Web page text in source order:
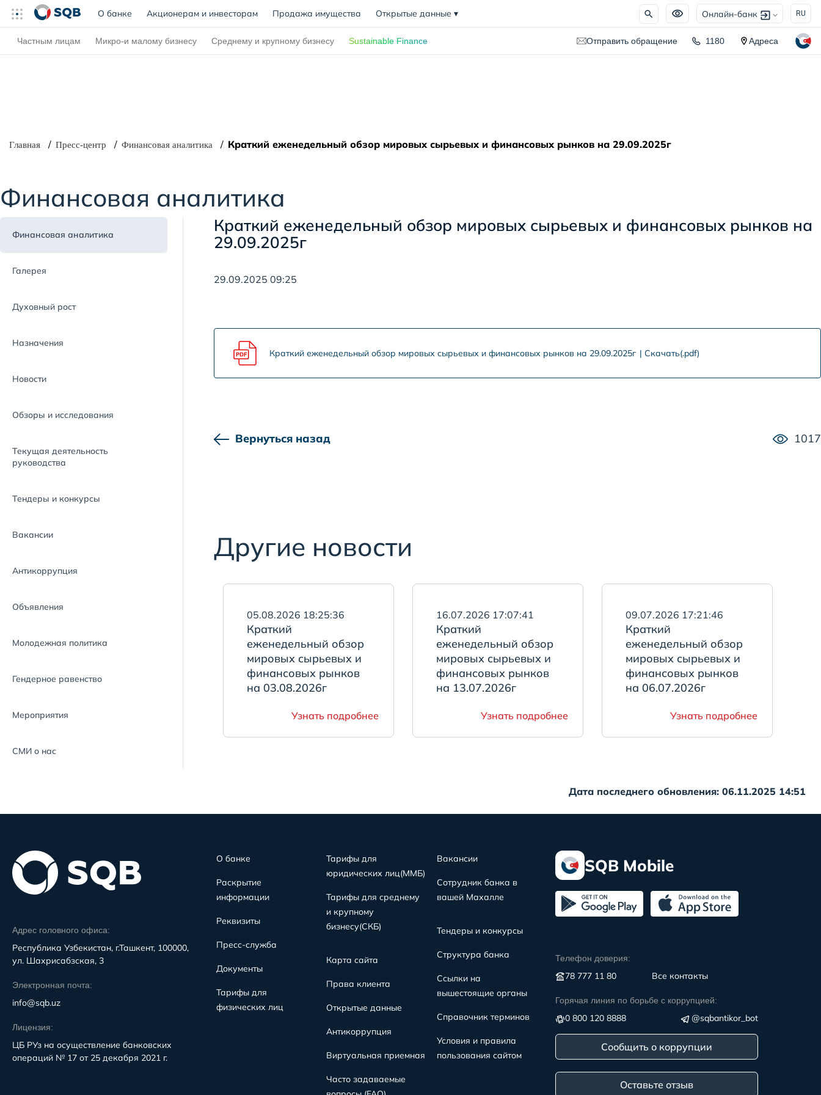
О банке (current)
Акционерам и инвесторам Продажа имущества Открытые данные ▾ Онлайн-банк RU
Частным лицам Микро-и малому бизнесу Среднему и крупному бизнесу Sustainable Finance Отправить обращение 1180 Адреса
Главная Пресс-центр Финансовая аналитика Краткий еженедельный обзор мировых сырьевых и финансовых рынков на 29.09.2025г
Финансовая аналитика
Финансовая аналитика
Галерея
Духовный рост
Назначения
Новости
Обзоры и исследования
Текущая деятельность
руководства
Тендеры и конкурсы
Вакансии
Антикоррупция
Объявления
Молодежная политика
Гендерное равенство
Мероприятия
СМИ о нас
Краткий еженедельный обзор мировых сырьевых и финансовых рынков на
29.09.2025г
29.09.2025 09:25
Краткий еженедельный обзор мировых сырьевых и финансовых рынков на 29.09.2025г Скачать(.pdf)
Вернуться назад 1017
Другие новости
05.08.2026 18:25:36
Краткий
еженедельный обзор
мировых сырьевых и
финансовых рынков
на 03.08.2026г
Узнать подробнее
16.07.2026 17:07:41
Краткий
еженедельный обзор
мировых сырьевых и
финансовых рынков
на 13.07.2026г
Узнать подробнее
09.07.2026 17:21:46
Краткий
еженедельный обзор
мировых сырьевых и
финансовых рынков
на 06.07.2026г
Узнать подробнее
Дата последнего обновления: 06.11.2025 14:51
Адрес головного офиса:
Республика Узбекистан, г.Ташкент, 100000,
ул. Шахрисабзская, 3
Электронная почта:
info@sqb.uz
Лицензия:
ЦБ РУз на осуществление банковских
операций № 17 от 25 декабря 2021 г.
О банке
Раскрытие
информации
Реквизиты
Пресс-служба
Документы
Тарифы для
физических лиц
Тарифы для
юридических лиц(MMБ)
Тарифы для среднему
и крупному
бизнесу(СКБ)
Карта сайта
Права клиента
Открытые данные
Антикоррупция
Виртуальная приемная
Часто задаваемые
Вакансии
Сотрудник банка в
вашей Махалле
Тендеры и конкурсы
Структура банка
Ссылки на
вышестоящие органы
Справочник терминов
Условия и правила
пользования сайтом
SQB Mobile
Телефон доверия:
78 777 11 80 Все контакты
Горячая линия по борьбе с коррупцией:
0 800 120 8888 @sqbantikor_bot
Сообщить о коррупции
Оставьте отзыв